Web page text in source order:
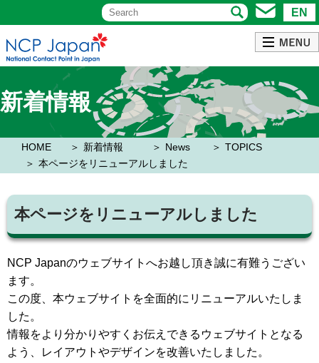
EN
新着情報
HOME 新着情報 News
TOPICS
本ページをリニューアルしました
本ページをリニューアルしました
NCP Japanのウェブサイトへお越し頂き誠に有難うござい
ます。
この度、本ウェブサイトを全面的にリニューアルいたしま
した。
情報をより分かりやすくお伝えできるウェブサイトとなる
よう、レイアウトやデザインを改善いたしました。